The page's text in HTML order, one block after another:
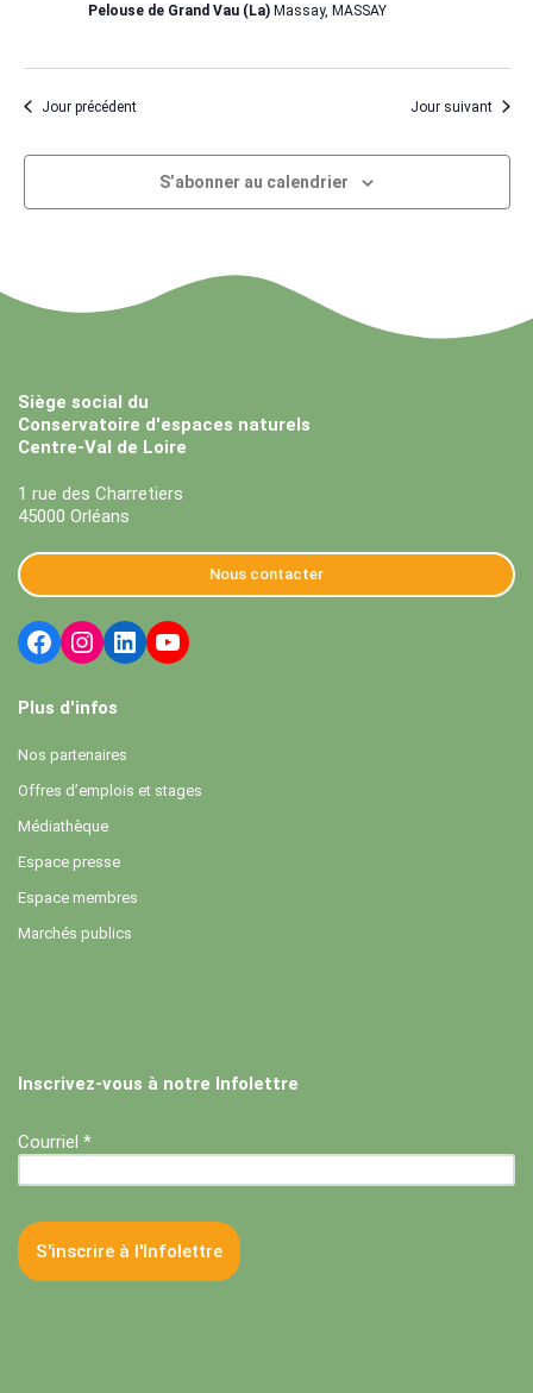
Pelouse de Grand Vau (La) Massay, MASSAY
Jour précédent Jour suivant
S’abonner au calendrier
Siège social du
Conservatoire d'espaces naturels
Centre-Val de Loire
1 rue des Charretiers
45000 Orléans
Nous contacter
Plus d'infos
Nos partenaires
Offres d’emplois et stages
Médiathèque
Espace presse
Espace membres
Marchés publics
Inscrivez-vous à notre Infolettre
Courriel *